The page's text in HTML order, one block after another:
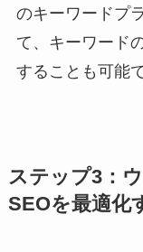
のキーワードプ
て、キーワード
することも可能で
ステップ3：
SEOを最適化